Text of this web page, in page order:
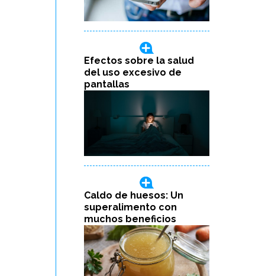
Efectos sobre la salud
del uso excesivo de
pantallas
Caldo de huesos: Un
superalimento con
muchos beneficios